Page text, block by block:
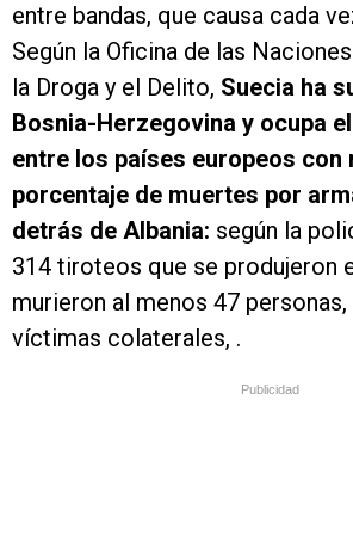
entre bandas, que causa cada
Según la Oficina de las
la Droga y el Delito, Suecia ha
Bosnia-Herzegovina y ocupa
entre los países europeos con
porcentaje de muertes por
detrás de Albania: según la
314 tiroteos que se produjeron
murieron al menos 47
víctimas colaterales, .
Publicidad